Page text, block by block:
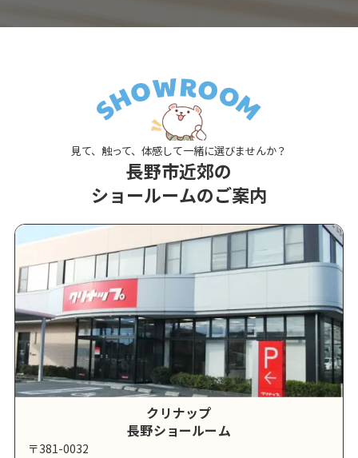
見て、触って、体感して一緒に選びませんか？
長野市近郊の
ショールームのご案内
クリナップ
長野ショールーム
〒381-0032